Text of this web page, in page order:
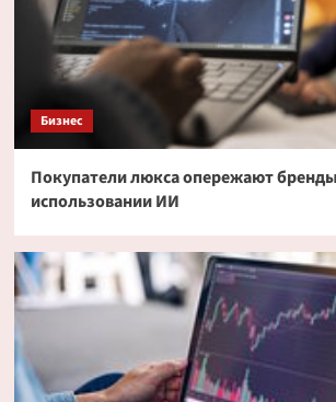
Бизнес
Покупатели люкса опережают
использовании ИИ